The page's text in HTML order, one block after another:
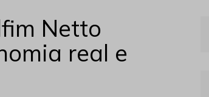
Netto
real e